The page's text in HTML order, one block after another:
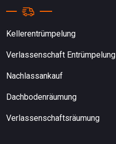
Kellerentrümpelung
Verlassenschaft Entrümpelung
Nachlassankauf
Dachbodenräumung
Verlassenschaftsräumung